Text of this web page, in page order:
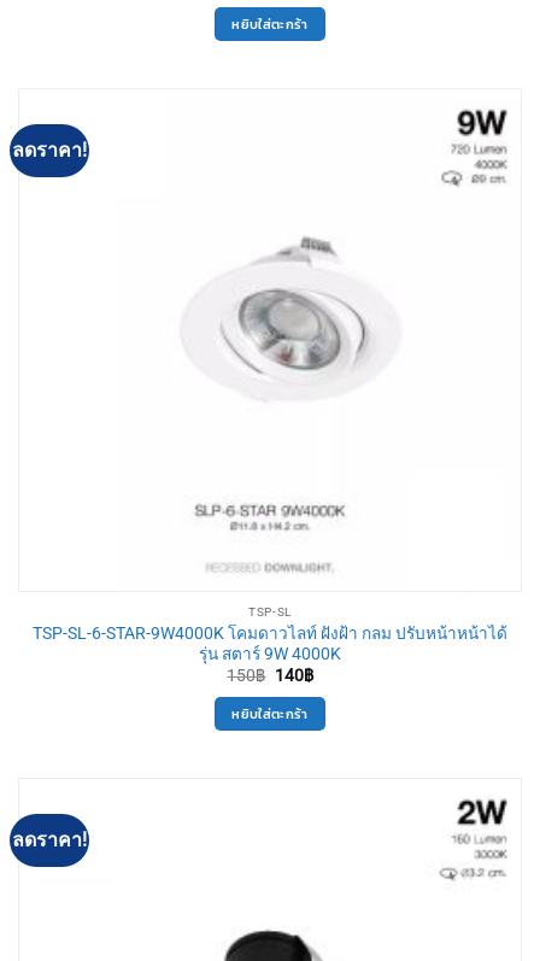
was:
150฿.
is:
140฿.
หยิบใส่ตะกร้า
ลดราคา!
TSP-SL
TSP-SL-6-STAR-9W4000K โคมดาวไลท์ ฝังฝ้า กลม ปรับหน้าหน้าได้
รุ่น สตาร์ 9W 4000K
150฿ Original
was:
150฿.
140฿Current
is:
หยิบใส่ตะกร้า
ลดราคา!